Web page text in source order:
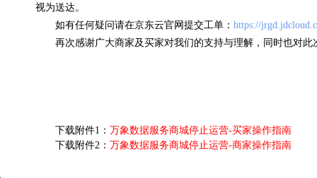
视为送达。
如有任何疑问请在京东云官网提交工单： https://
再次感谢广大商家及买家对我们的支持与理解，同时也对
下载附件1： 万象数据服务商城停止运营-买家操作指南
下载附件2： 万象数据服务商城停止运营-商家操作指南
企业三要素核验 OCR营业执照识别
银行卡四要素认证